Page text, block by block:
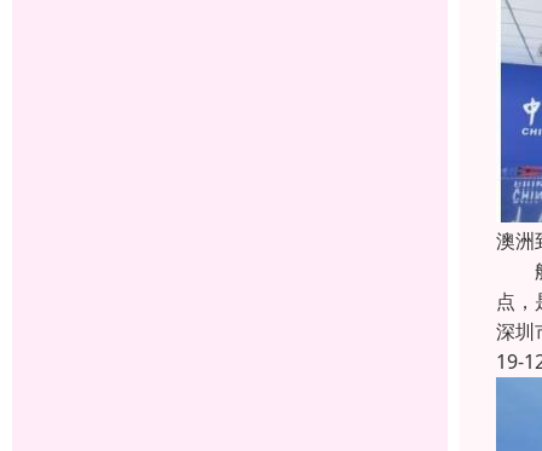
澳洲
航
点
深圳
19-